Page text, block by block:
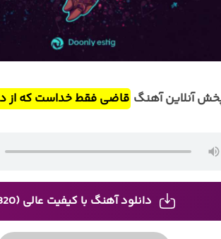
آنلاین آهنگ قاضی فقط خداست که از
دانلود آهنگ با کیفیت عالی (320)